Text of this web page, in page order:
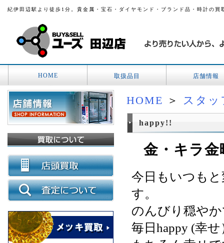
紀伊田辺駅より徒歩1分。貴金属・宝石・ダイヤモンド・ブランド品・時計の
HOME 取扱品目 店舗情報
HOME ＞ スタ
happy!!
金・キラ金
今日もいつも
す。
のんびり穏や
毎日happy (幸せ